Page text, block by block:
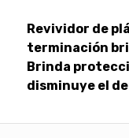
Revividor de
terminación
Brinda
disminuye el